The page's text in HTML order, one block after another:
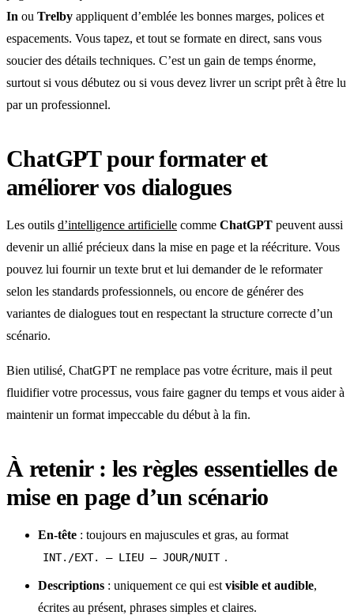
In ou Trelby appliquent d’emblée les bonnes marges, polices et
espacements. Vous tapez, et tout se formate en direct, sans vous
soucier des détails techniques. C’est un gain de temps énorme,
surtout si vous débutez ou si vous devez livrer un script prêt à être lu
par un professionnel.
ChatGPT pour formater et
améliorer vos dialogues
Les outils d’intelligence artificielle comme ChatGPT peuvent aussi
devenir un allié précieux dans la mise en page et la réécriture. Vous
pouvez lui fournir un texte brut et lui demander de le reformater
selon les standards professionnels, ou encore de générer des
variantes de dialogues tout en respectant la structure correcte d’un
scénario.
Bien utilisé, ChatGPT ne remplace pas votre écriture, mais il peut
fluidifier votre processus, vous faire gagner du temps et vous aider à
maintenir un format impeccable du début à la fin.
À retenir : les règles essentielles de
mise en page d’un scénario
En-tête : toujours en majuscules et gras, au format
INT./EXT. – LIEU – JOUR/NUIT .
Descriptions : uniquement ce qui est visible et audible,
écrites au présent, phrases simples et claires.